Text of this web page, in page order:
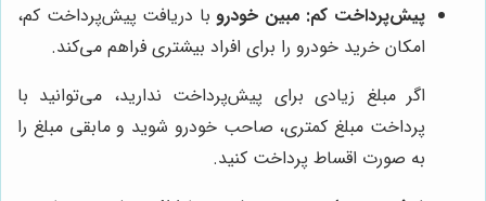
پیش‌پرداخت کم: مبین خودرو با دریافت پیش‌پرداخت کم،
امکان خرید خودرو را برای افراد بیشتری فراهم می‌کند.
اگر مبلغ زیادی برای پیش‌پرداخت ندارید، می‌توانید با
پرداخت مبلغ کمتری، صاحب خودرو شوید و مابقی مبلغ را
به صورت اقساط پرداخت کنید.